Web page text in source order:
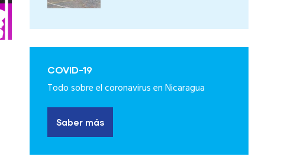
COVID-19
Todo sobre el coronavirus en Nicaragua
Saber más